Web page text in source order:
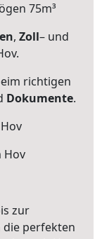
75m³
, Zoll– und
richtigen
Dokumente.
Hov
zur
die perfekten